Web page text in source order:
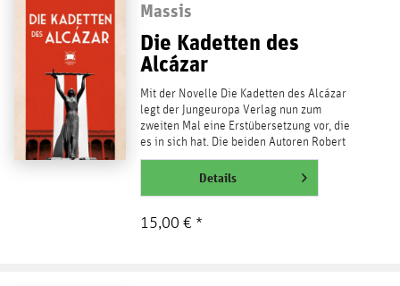
Massis
Die Kadetten des
Alcázar
Mit der Novelle Die Kadetten des Alcázar
legt der Jungeuropa Verlag nun zum
zweiten Mal eine Erstübersetzung vor, die
es in sich hat. Die beiden Autoren Robert
Brasillach und...
weiterlesenDetails
15,00 € *